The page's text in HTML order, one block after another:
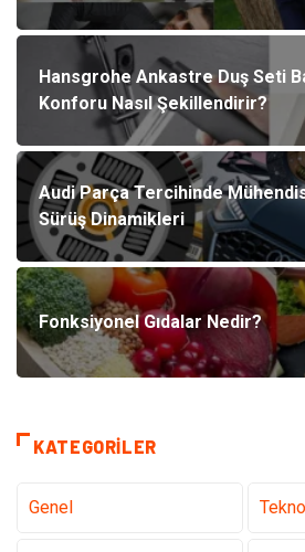
Hansgrohe Ankastre Duş Seti
Konforu Nasıl Şekillendirir?
Audi Parça Tercihinde
Sürüş Dinamikleri
Fonksiyonel Gıdalar Nedir?
KATEGORILER
Genel